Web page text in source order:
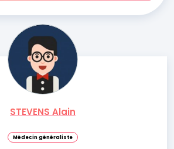
STEVENS Alain
Médecin généraliste